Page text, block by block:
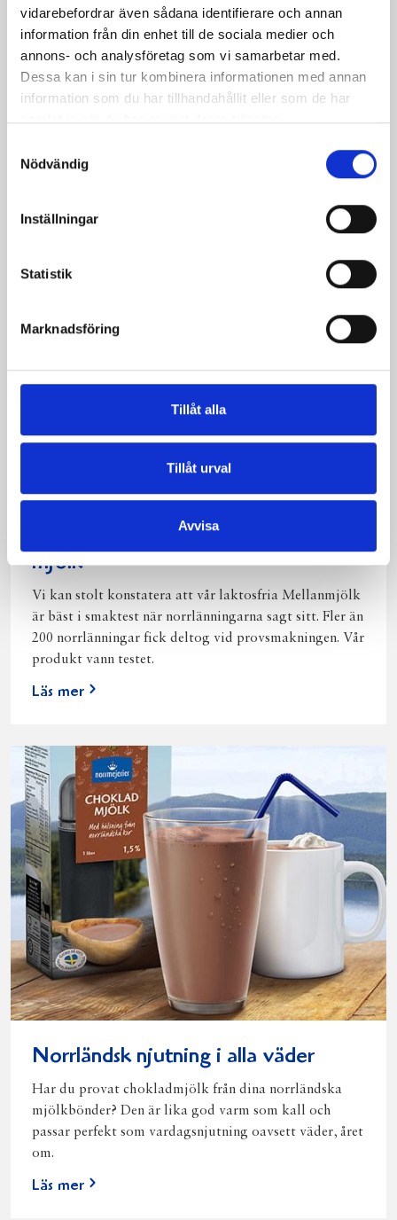
vidarebefordrar även sådana identifierare och annan
information från din enhet till de sociala medier och
annons- och analysföretag som vi samarbetar med.
Dessa kan i sin tur kombinera informationen med annan
information som du har tillhandahållit eller som de har
samlat in när du har använt deras tjänster.
Nödvändig
Inställningar
Statistik
Marknadsföring
Tillåt alla
Tillåt urval
Avvisa
Relaterade recept:
dip dippsås dippsåser
pepparkakor dipp
dippsås klyftpotatis
grönsaksfat med dippsåser
på
Bäst i test: Norrmejeriers laktosfria
mjölk
Vi kan stolt konstatera att vår laktosfria Mellanmjölk
är bäst i smaktest när norrlänningarna sagt sitt. Fler än
200 norrlänningar fick deltog vid provsmakningen. Vår
produkt vann testet.
Läs mer
Norrländsk njutning i alla väder
Har du provat chokladmjölk från dina norrländska
mjölkbönder? Den är lika god varm som kall och
passar perfekt som vardagsnjutning oavsett väder, året
om.
Läs mer